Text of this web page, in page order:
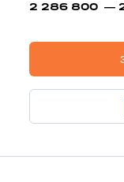
2 286 800 —